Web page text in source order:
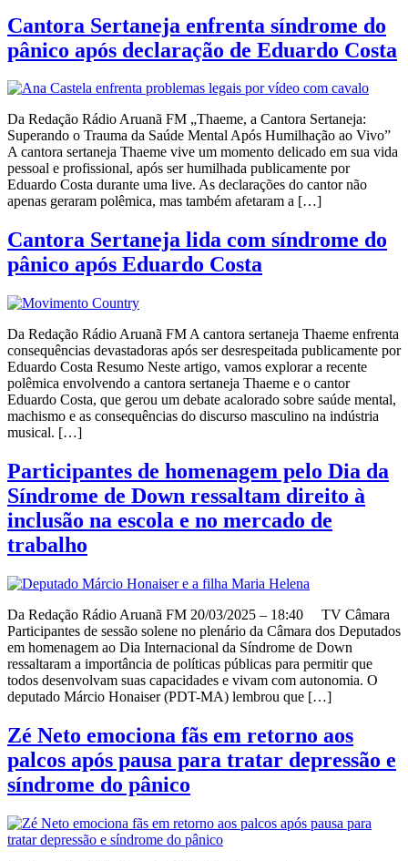
Cantora Sertaneja enfrenta síndrome do
pânico após declaração de Eduardo Costa
Da Redação Rádio Aruanã FM „Thaeme, a Cantora Sertaneja:
Superando o Trauma da Saúde Mental Após Humilhação ao Vivo”
A cantora sertaneja Thaeme vive um momento delicado em sua vida
pessoal e profissional, após ser humilhada publicamente por
Eduardo Costa durante uma live. As declarações do cantor não
apenas geraram polêmica, mas também afetaram a […]
Cantora Sertaneja lida com síndrome do
pânico após Eduardo Costa
Da Redação Rádio Aruanã FM A cantora sertaneja Thaeme enfrenta
consequências devastadoras após ser desrespeitada publicamente por
Eduardo Costa Resumo Neste artigo, vamos explorar a recente
polêmica envolvendo a cantora sertaneja Thaeme e o cantor
Eduardo Costa, que gerou um debate acalorado sobre saúde mental,
machismo e as consequências do discurso masculino na indústria
musical. […]
Participantes de homenagem pelo Dia da
Síndrome de Down ressaltam direito à
inclusão na escola e no mercado de
trabalho
Da Redação Rádio Aruanã FM 20/03/2025 – 18:40 TV Câmara
Participantes de sessão solene no plenário da Câmara dos Deputados
em homenagem ao Dia Internacional da Síndrome de Down
ressaltaram a importância de políticas públicas para permitir que
todos desenvolvam suas capacidades e vivam com autonomia. O
deputado Márcio Honaiser (PDT-MA) lembrou que […]
Zé Neto emociona fãs em retorno aos
palcos após pausa para tratar depressão e
síndrome do pânico